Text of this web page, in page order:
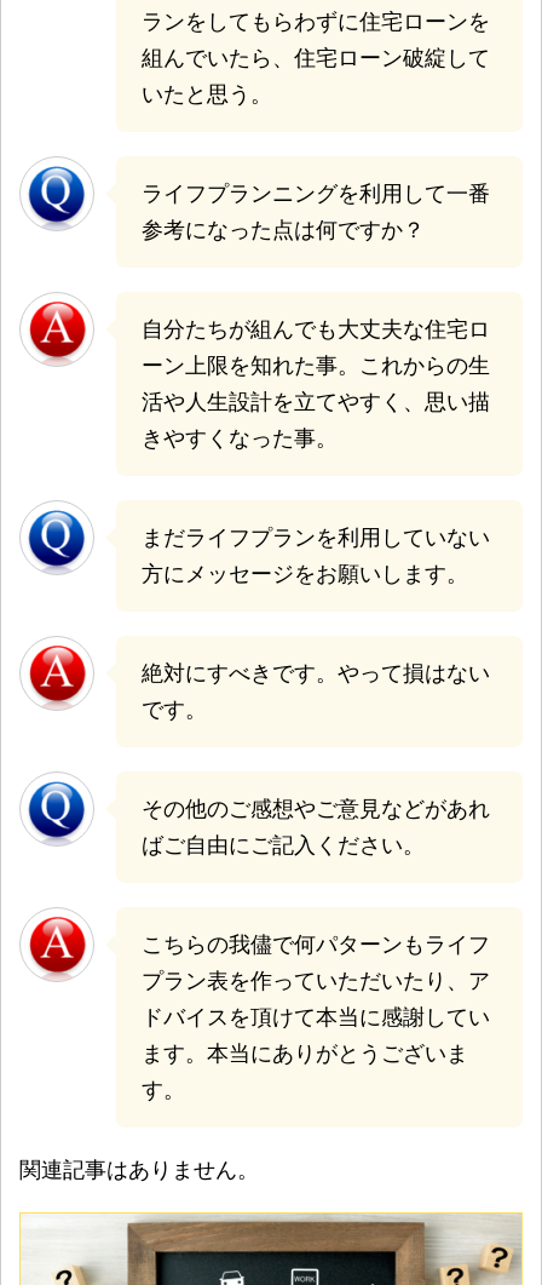
ランをしてもらわずに住宅ローンを
組んでいたら、住宅ローン破綻して
いたと思う。
ライフプランニングを利用して一番
参考になった点は何ですか？
自分たちが組んでも大丈夫な住宅ロ
ーン上限を知れた事。これからの生
活や人生設計を立てやすく、思い描
きやすくなった事。
まだライフプランを利用していない
方にメッセージをお願いします。
絶対にすべきです。やって損はない
です。
その他のご感想やご意見などがあれ
ばご自由にご記入ください。
こちらの我儘で何パターンもライフ
プラン表を作っていただいたり、ア
ドバイスを頂けて本当に感謝してい
ます。本当にありがとうございま
す。
関連記事はありません。